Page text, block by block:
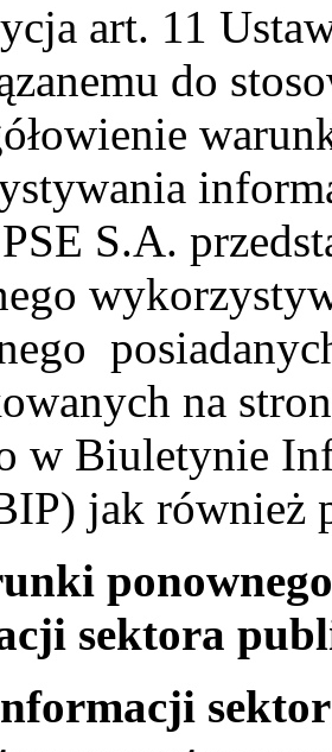
art. 11
do
S.A.
na
w Biuletynie
jak również
sektora